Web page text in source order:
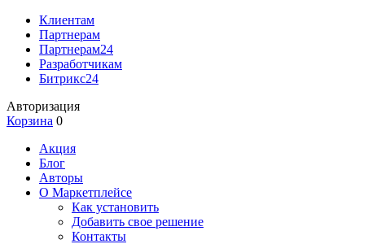
Клиентам
Партнерам
Партнерам24
Разработчикам
Битрикс24
Авторизация
Корзина 0
Акция
Блог
Авторы
О Маркетплейсе
Как установить
Добавить свое решение
Контакты